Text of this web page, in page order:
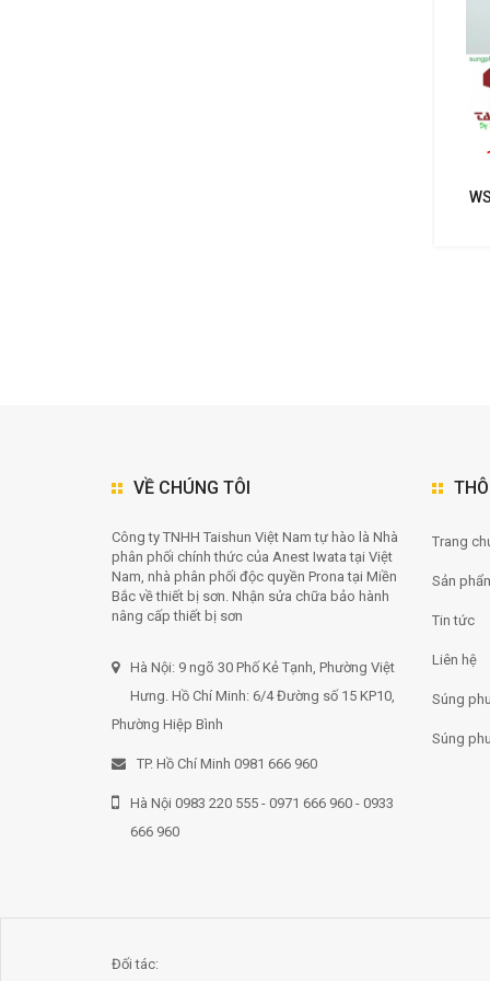
VỀ CHÚNG TÔI
Công ty TNHH Taishun Việt Nam tự hào là Nhà
phân phối chính thức của Anest Iwata tại Việt
Nam, nhà phân phối độc quyền Prona tại Miền
Bắc về thiết bị sơn. Nhận sửa chữa bảo hành
nâng cấp thiết bị sơn
Hà Nội: 9 ngõ 30 Phố Kẻ Tạnh, Phường Việt
Hưng. Hồ Chí Minh: 6/4 Đường số 15 KP10,
Phường Hiệp Bình
TP. Hồ Chí Minh 0981 666 960
Hà Nội 0983 220 555 - 0971 666 960 - 0933
666 960
Trang
Sản
Tin tức
Liên hệ
Súng
Súng
Đối tác: